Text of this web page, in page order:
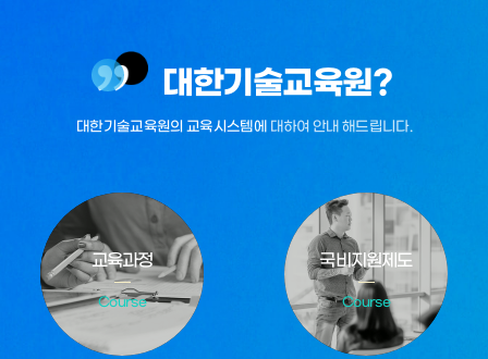
대한기술교육원?
대한기술교육원의 교육시스템에 대하여 안내 해드립니다.
교육과정
Course
국비지원제도
Course